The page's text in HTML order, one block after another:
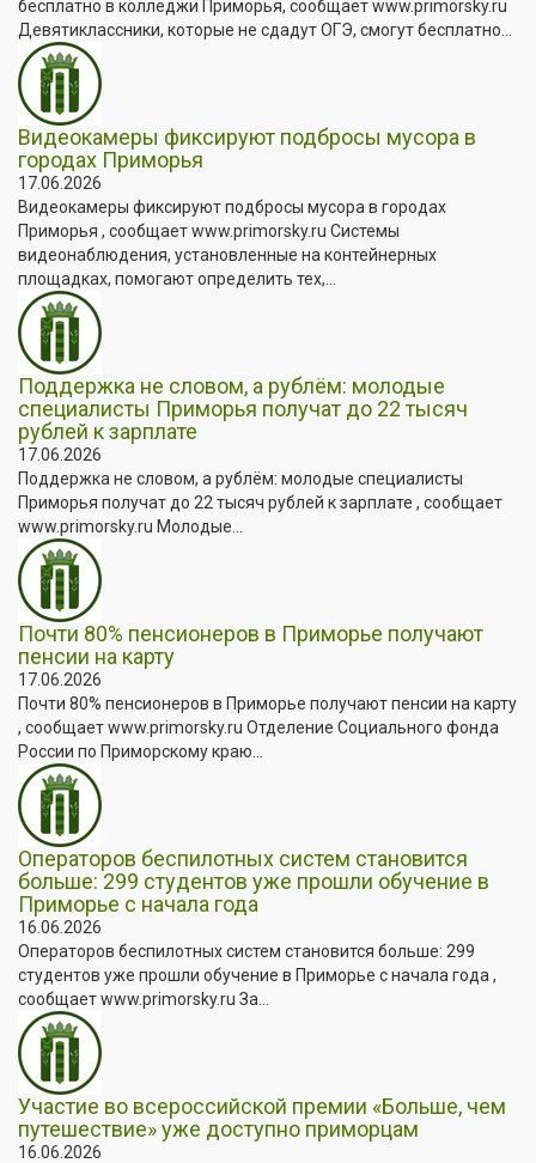
бесплатно в колледжи Приморья, сообщает www.primorsky.ru
Девятиклассники, которые не сдадут ОГЭ, смогут бесплатно...
Видеокамеры фиксируют подбросы мусора в
городах Приморья
17.06.2026
Видеокамеры фиксируют подбросы мусора в городах
Приморья , сообщает www.primorsky.ru Системы
видеонаблюдения, установленные на контейнерных
площадках, помогают определить тех,...
Поддержка не словом, а рублём: молодые
специалисты Приморья получат до 22 тысяч
рублей к зарплате
17.06.2026
Поддержка не словом, а рублём: молодые специалисты
Приморья получат до 22 тысяч рублей к зарплате , сообщает
www.primorsky.ru Молодые...
Почти 80% пенсионеров в Приморье получают
пенсии на карту
17.06.2026
Почти 80% пенсионеров в Приморье получают пенсии на карту
, сообщает www.primorsky.ru Отделение Социального фонда
России по Приморскому краю...
Операторов беспилотных систем становится
больше: 299 студентов уже прошли обучение в
Приморье с начала года
16.06.2026
Операторов беспилотных систем становится больше: 299
студентов уже прошли обучение в Приморье с начала года ,
сообщает www.primorsky.ru За...
Участие во всероссийской премии «Больше, чем
путешествие» уже доступно приморцам
16.06.2026